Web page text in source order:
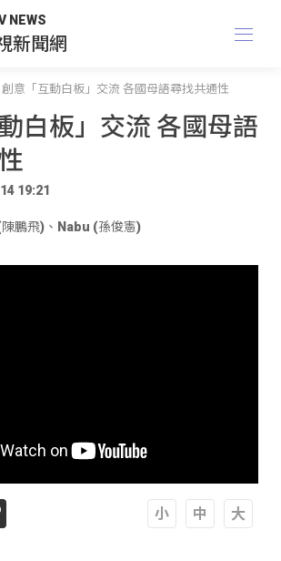
NEWS
新聞網
創意「互動白板」交流 各國母語尋找共通性
白板」交流 各國母語
19:21
鵬飛) 、 Nabu (孫俊憲)